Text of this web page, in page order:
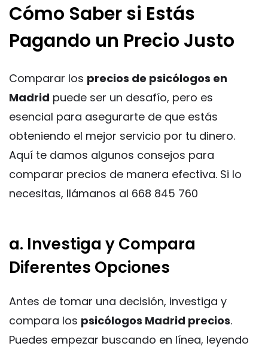
Cómo Saber si Estás
Pagando un Precio Justo
Comparar los precios de psicólogos en
Madrid puede ser un desafío, pero es
esencial para asegurarte de que estás
obteniendo el mejor servicio por tu dinero.
Aquí te damos algunos consejos para
comparar precios de manera efectiva. Si lo
necesitas, llámanos al 668 845 760
a. Investiga y Compara
Diferentes Opciones
Antes de tomar una decisión, investiga y
compara los psicólogos Madrid precios.
Puedes empezar buscando en línea, leyendo